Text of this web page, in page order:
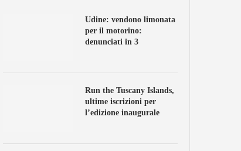
Udine: vendono limonata
per il motorino:
denunciati in 3
Run the Tuscany Islands,
ultime iscrizioni per
l’edizione inaugurale